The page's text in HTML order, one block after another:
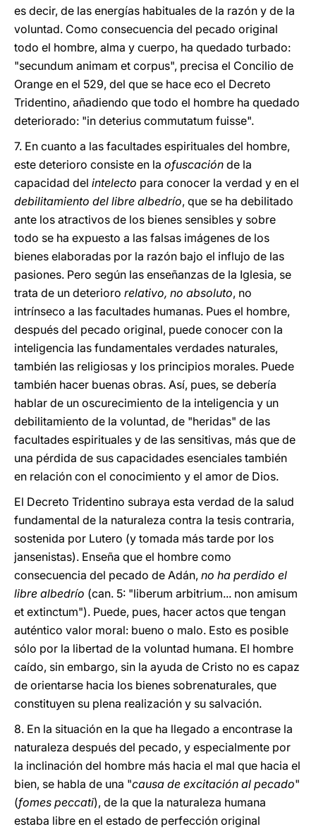
es decir, de las energías habituales de la razón y de la
voluntad. Como consecuencia del pecado original
todo el hombre, alma y cuerpo, ha quedado turbado:
"secundum animam et corpus", precisa el Concilio de
Orange en el 529, del que se hace eco el Decreto
Tridentino, añadiendo que todo el hombre ha quedado
deteriorado: "in deterius commutatum fuisse".
7. En cuanto a las facultades espirituales del hombre,
este deterioro consiste en la ofuscación de la
capacidad del intelecto para conocer la verdad y en el
debilitamiento del libre albedrío, que se ha debilitado
ante los atractivos de los bienes sensibles y sobre
todo se ha expuesto a las falsas imágenes de los
bienes elaboradas por la razón bajo el influjo de las
pasiones. Pero según las enseñanzas de la Iglesia, se
trata de un deterioro relativo, no absoluto, no
intrínseco a las facultades humanas. Pues el hombre,
después del pecado original, puede conocer con la
inteligencia las fundamentales verdades naturales,
también las religiosas y los principios morales. Puede
también hacer buenas obras. Así, pues, se debería
hablar de un oscurecimiento de la inteligencia y un
debilitamiento de la voluntad, de "heridas" de las
facultades espirituales y de las sensitivas, más que de
una pérdida de sus capacidades esenciales también
en relación con el conocimiento y el amor de Dios.
El Decreto Tridentino subraya esta verdad de la salud
fundamental de la naturaleza contra la tesis contraria,
sostenida por Lutero (y tomada más tarde por los
jansenistas). Enseña que el hombre como
consecuencia del pecado de Adán, no ha perdido el
libre albedrío (can. 5: "liberum arbitrium... non amisum
et extinctum"). Puede, pues, hacer actos que tengan
auténtico valor moral: bueno o malo. Esto es posible
sólo por la libertad de la voluntad humana. El hombre
caído, sin embargo, sin la ayuda de Cristo no es capaz
de orientarse hacia los bienes sobrenaturales, que
constituyen su plena realización y su salvación.
8. En la situación en la que ha llegado a encontrase la
naturaleza después del pecado, y especialmente por
la inclinación del hombre más hacia el mal que hacia el
bien, se habla de una "causa de excitación al pecado"
(fomes peccati), de la que la naturaleza humana
estaba libre en el estado de perfección original